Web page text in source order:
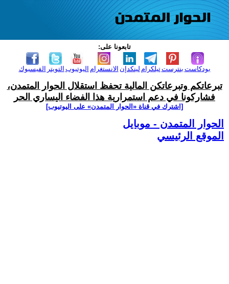
تابعونا على:
الفيسبوك التويتر اليوتيوب الانستغرام لينكدإن تيلكرامبنترست بودكاست
تبرعاتكم وتبرعاتكن المالية تحفظ استقلال الحوار المتمدن،
فشاركونا في دعم استمرارية هذا الفضاء اليساري الحر
[اشترك في قناة ‫«الحوار المتمدن» على اليوتيوب]
الحوار المتمدن - موبايل
الموقع الرئيسي